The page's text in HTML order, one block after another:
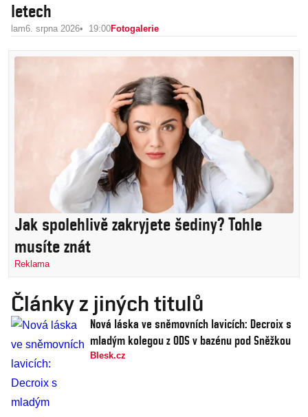
letech
lam6. srpna 2026 19:00Fotogalerie
Jak spolehlivě zakryjete šediny? Tohle
musíte znát
Reklama
Články z jiných titulů
Nová láska ve sněmovních lavicích: Decroix s
mladým kolegou z ODS v bazénu pod Sněžkou
Blesk.cz